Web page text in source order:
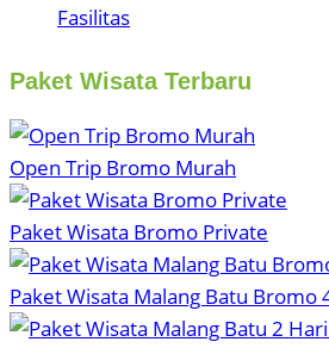
Fasilitas
Paket Wisata Terbaru
Open Trip Bromo Murah
Paket Wisata Bromo Private
Paket Wisata Malang Batu Bromo